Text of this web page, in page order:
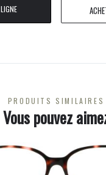
PRODUITS SIMILAIRES
Vous pouvez